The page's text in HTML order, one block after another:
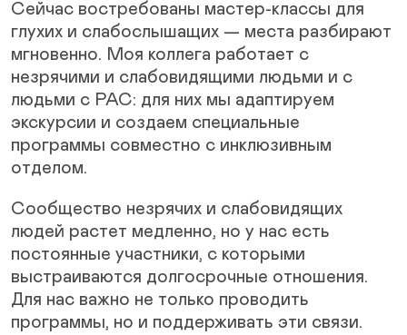
Сейчас востребованы мастер-классы для
глухих и слабослышащих — места разбирают
мгновенно. Моя коллега работает с
незрячими и слабовидящими людьми и с
людьми с РАС: для них мы адаптируем
экскурсии и создаем специальные
программы совместно с инклюзивным
отделом.
Сообщество незрячих и слабовидящих
людей растет медленно, но у нас есть
постоянные участники, с которыми
выстраиваются долгосрочные отношения.
Для нас важно не только проводить
программы, но и поддерживать эти связи.